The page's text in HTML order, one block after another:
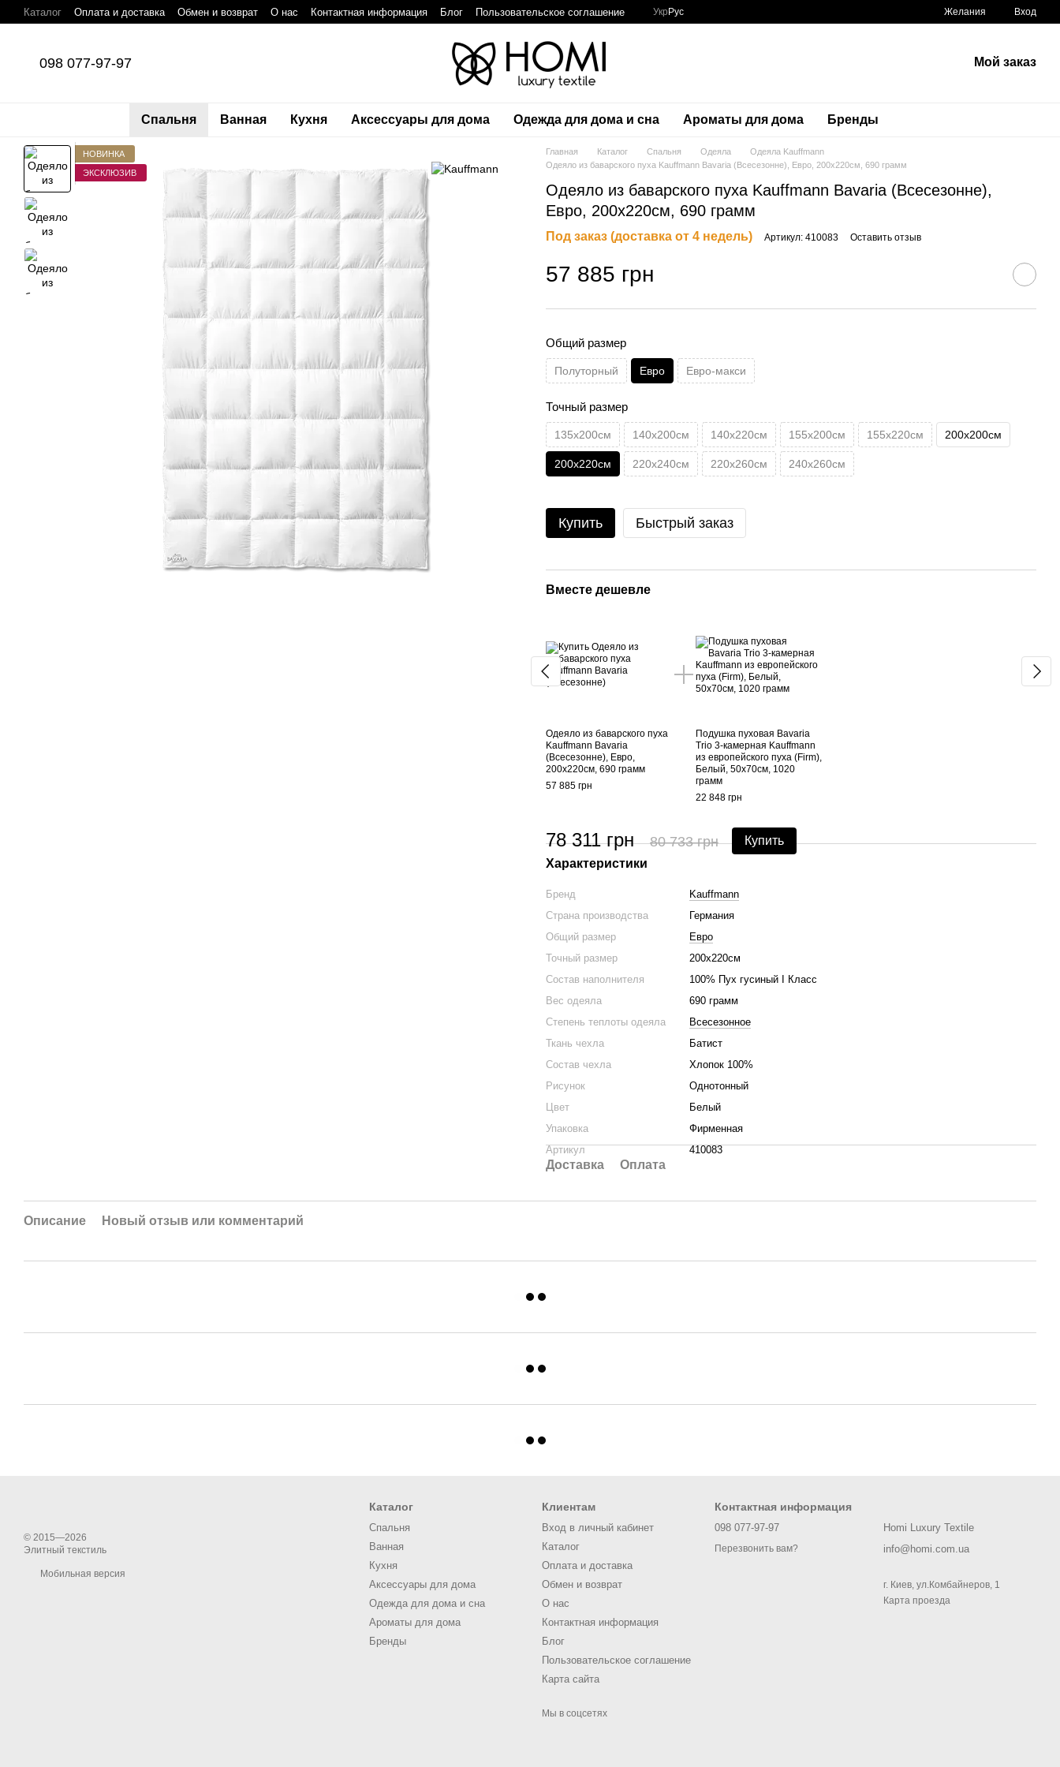
Перейти к основному контенту
Каталог Оплата и доставка Обмен и возврат О нас Контактная информация Блог Пользовательское соглашение Укр Рус Желания Вход
098 077-97-97 Мой заказ
Спальня Ванная Кухня Аксессуары для дома Одежда для дома и сна Ароматы для дома Бренды
НОВИНКА
ЭКСКЛЮЗИВ
Главная Каталог Спальня Одеяла
Одеяла Kauffmann
Одеяло из баварского пуха Kauffmann Bavaria (Всесезонне), Евро, 200х220см, 690 грамм
Одеяло из баварского пуха Kauffmann Bavaria (Всесезонне),
Евро, 200х220см, 690 грамм
Под заказ (доставка от 4 недель) Артикул: 410083 Оставить отзыв
57 885 грн
Общий размер
Полуторный Евро Евро-макси
Точный размер
135х200см 140х200см 140х220см 155х200см 155х220см 200х200см
200х220см 220х240см 220х260см 240х260см
Купить Быстрый заказ
Вместе дешевле
Одеяло из баварского пуха
Kauffmann Bavaria
(Всесезонне), Евро,
200х220см, 690 грамм
57 885 грн
Подушка пуховая Bavaria
Trio 3-камерная Kauffmann
из европейского пуха (Firm),
Белый, 50х70см, 1020
грамм
22 848 грн
78 311 грн 80 733 грн Купить
Характеристики
Бренд
Kauffmann
Страна производства
Германия
Общий размер
Евро
Точный размер
200х220см
Состав наполнителя
100% Пух гусиный I Класс
Вес одеяла
690 грамм
Степень теплоты одеяла
Всесезонное
Ткань чехла
Батист
Состав чехла
Хлопок 100%
Рисунок
Однотонный
Цвет
Белый
Упаковка
Фирменная
Артикул
410083
Доставка Оплата
Описание Новый отзыв или комментарий
© 2015—2026
Элитный текстиль
Мобильная версия
Каталог
Спальня
Ванная
Кухня
Аксессуары для дома
Одежда для дома и сна
Ароматы для дома
Бренды
Клиентам
Вход в личный кабинет
Каталог
Оплата и доставка
Обмен и возврат
О нас
Контактная информация
Блог
Пользовательское соглашение
Карта сайта
Мы в соцсетях
Контактная информация
098 077-97-97
Перезвонить вам?
Homi Luxury Textile
info@homi.com.ua
г. Киев, ул.Комбайнеров, 1
Карта проезда